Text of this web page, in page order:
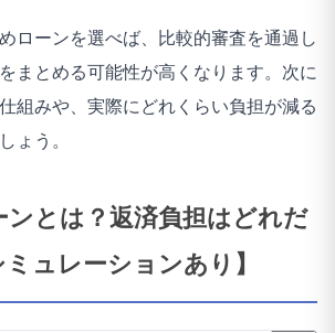
ローンを選べば、比較的審査を通過し
まとめる可能性が高くなります。次に
組みや、実際にどれくらい負担が減る
ょう。
とは？返済負担はどれだ
ュレーションあり】